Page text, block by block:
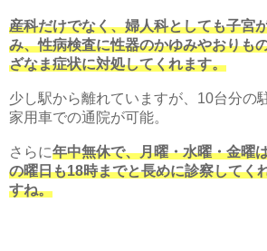
産科だけでなく、婦人科としても子宮
み、性病検査に性器のかゆみやおりも
ざなま症状に対処してくれます。
少し駅から離れていますが、10台分の
家用車での通院が可能。
さらに年中無休で、月曜・水曜・金曜
の曜日も18時までと長めに診察してく
すね。